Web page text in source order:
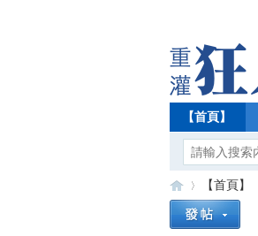
【首頁】
【首頁】